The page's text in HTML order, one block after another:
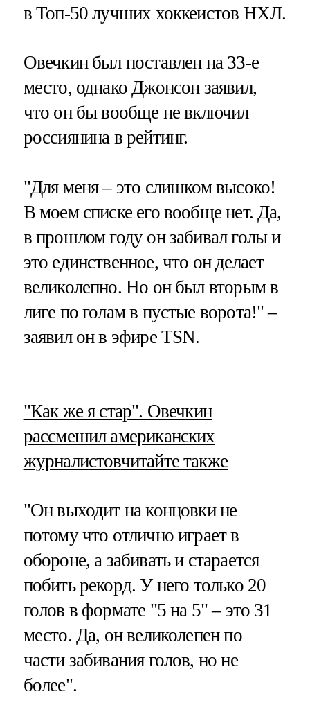
в Топ-50 лучших хоккеистов НХЛ.
Овечкин был поставлен на 33-е
место, однако Джонсон заявил,
что он бы вообще не включил
россиянина в рейтинг.
"Для меня – это слишком высоко!
В моем списке его вообще нет. Да,
в прошлом году он забивал голы и
это единственное, что он делает
великолепно. Но он был вторым в
лиге по голам в пустые ворота!" –
заявил он в эфире TSN.
​"Как же я стар". Овечкин
рассмешил американских
журналистовчитайте также
"Он выходит на концовки не
потому что отлично играет в
обороне, а забивать и старается
побить рекорд. У него только 20
голов в формате "5 на 5" – это 31
место. Да, он великолепен по
части забивания голов, но не
более".